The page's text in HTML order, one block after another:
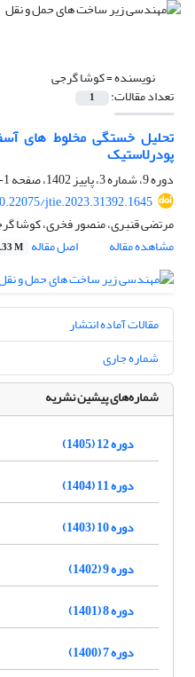
نویسنده =کوشا گرجی
تعداد مقالات: 1
تحلیل خستگی مخلوط های
پودرلاستیک
دوره 9، شماره 3، پاییز 1402، صفحه
1-21
jtie.2023.31392.1645
مرتضی قنبری، منصور فخری، کوشا
مشاهده مقاله
اصل مقاله M
مقالات آماده انتشار
شماره جاری
شماره‌های پیشین نشریه
دوره 12 (1405)
دوره 11 (1404)
دوره 10 (1403)
دوره 9 (1402)
دوره 8 (1401)
دوره 7 (1400)